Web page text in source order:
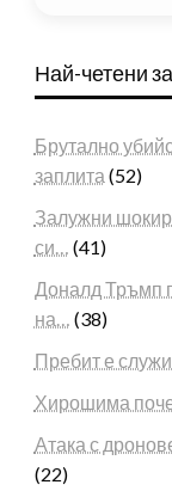
Най-четени
Брутално
заплита (52)
Залужни
си… (41)
Доналд Тръмп
на… (38)
Пребит е
Хирошима
Атака с
(22)